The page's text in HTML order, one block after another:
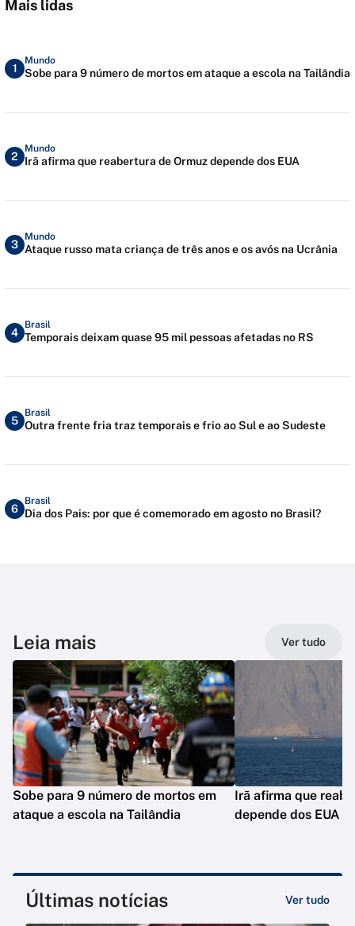
Mais lidas
1
Mundo
Sobe para 9 número de mortos em ataque a escola na Tailândia
2
Mundo
Irã afirma que reabertura de Ormuz depende dos EUA
3
Mundo
Ataque russo mata criança de três anos e os avós na Ucrânia
4
Brasil
Temporais deixam quase 95 mil pessoas afetadas no RS
5
Brasil
Outra frente fria traz temporais e frio ao Sul e ao Sudeste
6
Brasil
Dia dos Pais: por que é comemorado em agosto no Brasil?
Leia mais Ver tudo
Sobe para 9 número de mortos em
ataque a escola na Tailândia
Irã afirma que
depende dos EUA
Últimas notícias Ver tudo